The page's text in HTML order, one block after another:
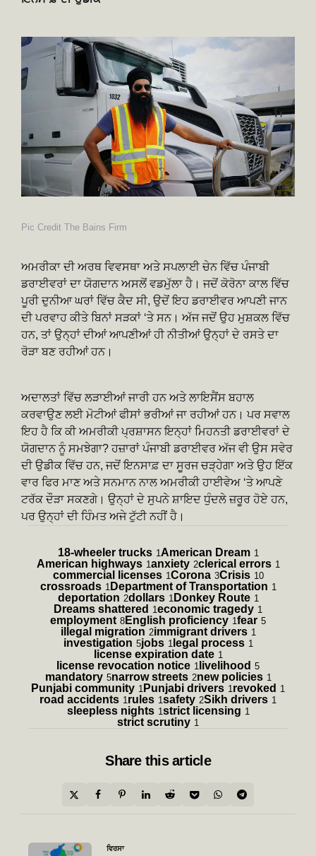
Pic Credit The Bains Firm
ਅਮਰੀਕਾ ਦੀ ਅਰਥ ਵਿਵਸਥਾ ਅਤੇ ਸਪਲਾਈ ਚੇਨ ਵਿੱਚ ਪੰਜਾਬੀ
ਡਰਾਈਵਰਾਂ ਦਾ ਯੋਗਦਾਨ ਅਸਲੋਂ ਵਡਮੁੱਲਾ ਹੈ। ਜਦੋਂ ਕੋਰੋਨਾ ਕਾਲ ਵਿੱਚ
ਪੂਰੀ ਦੁਨੀਆ ਘਰਾਂ ਵਿੱਚ ਕੈਦ ਸੀ, ਉਦੋਂ ਇਹ ਡਰਾਈਵਰ ਆਪਣੀ ਜਾਨ
ਦੀ ਪਰਵਾਹ ਕੀਤੇ ਬਿਨਾਂ ਸੜਕਾਂ ‘ਤੇ ਸਨ। ਅੱਜ ਜਦੋਂ ਉਹ ਮੁਸ਼ਕਲ ਵਿੱਚ
ਹਨ, ਤਾਂ ਉਨ੍ਹਾਂ ਦੀਆਂ ਆਪਣੀਆਂ ਹੀ ਨੀਤੀਆਂ ਉਨ੍ਹਾਂ ਦੇ ਰਸਤੇ ਦਾ
ਰੋੜਾ ਬਣ ਰਹੀਆਂ ਹਨ।
ਅਦਾਲਤਾਂ ਵਿੱਚ ਲੜਾਈਆਂ ਜਾਰੀ ਹਨ ਅਤੇ ਲਾਇਸੈਂਸ ਬਹਾਲ
ਕਰਵਾਉਣ ਲਈ ਮੋਟੀਆਂ ਫੀਸਾਂ ਭਰੀਆਂ ਜਾ ਰਹੀਆਂ ਹਨ। ਪਰ ਸਵਾਲ
ਇਹ ਹੈ ਕਿ ਕੀ ਅਮਰੀਕੀ ਪ੍ਰਸ਼ਾਸਨ ਇਨ੍ਹਾਂ ਮਿਹਨਤੀ ਡਰਾਈਵਰਾਂ ਦੇ
ਯੋਗਦਾਨ ਨੂੰ ਸਮਝੇਗਾ? ਹਜ਼ਾਰਾਂ ਪੰਜਾਬੀ ਡਰਾਈਵਰ ਅੱਜ ਵੀ ਉਸ ਸਵੇਰ
ਦੀ ਉਡੀਕ ਵਿੱਚ ਹਨ, ਜਦੋਂ ਇਨਸਾਫ਼ ਦਾ ਸੂਰਜ ਚੜ੍ਹੇਗਾ ਅਤੇ ਉਹ ਇੱਕ
ਵਾਰ ਫਿਰ ਮਾਣ ਅਤੇ ਸਨਮਾਨ ਨਾਲ ਅਮਰੀਕੀ ਹਾਈਵੇਅ ‘ਤੇ ਆਪਣੇ
ਟਰੱਕ ਦੌੜਾ ਸਕਣਗੇ। ਉਨ੍ਹਾਂ ਦੇ ਸੁਪਨੇ ਸ਼ਾਇਦ ਧੁੰਦਲੇ ਜ਼ਰੂਰ ਹੋਏ ਹਨ,
ਪਰ ਉਨ੍ਹਾਂ ਦੀ ਹਿੰਮਤ ਅਜੇ ਟੁੱਟੀ ਨਹੀਂ ਹੈ।
18-wheeler trucks 1American Dream 1
American highways 1anxiety 2clerical errors 1
commercial licenses 1Corona 3Crisis 10
crossroads 1 Department of Transportation 1
deportation 2dollars 1 Donkey Route 1
Dreams shattered 1economic tragedy 1
employment 8 English proficiency 1fear 5
illegal migration 2immigrant drivers 1
investigation 5jobs 1 legal process 1
license expiration date 1
license revocation notice 1 livelihood 5
mandatory 5narrow streets 2new policies 1
Punjabi community 1 Punjabi drivers 1revoked 1
road accidents 1rules 1safety 2Sikh drivers 1
sleepless nights 1strict licensing 1
strict scrutiny 1
Share this article
Post
ਵਿਰਸਾ